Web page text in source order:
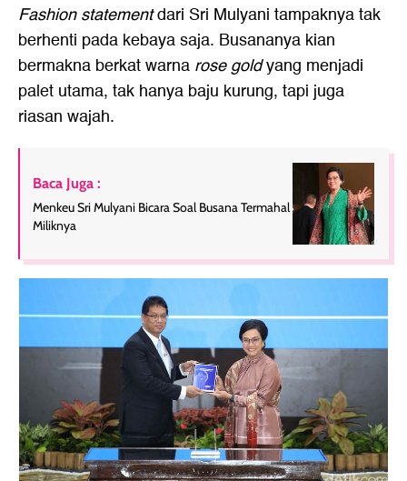
Fashion statementdari Sri Mulyani tampaknya tak
berhenti pada kebaya saja. Busananya kian
bermakna berkat warna rose goldyang menjadi
palet utama, tak hanya baju kurung, tapi juga
riasan wajah.
Baca Juga :
Menkeu Sri Mulyani Bicara Soal Busana Termahal
Miliknya